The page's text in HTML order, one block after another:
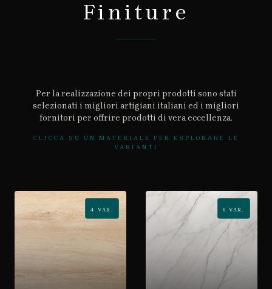
Finiture
Per la realizzazione dei propri prodotti sono stati
selezionati i migliori artigiani italiani ed i migliori
fornitori per offrire prodotti di vera eccellenza.
CLICCA SU UN MATERIALE PER ESPLORARE LE
VARIANTI
4 VAR. 6 VAR.